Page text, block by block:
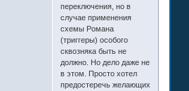
переключения, но в
случае применения
схемы Романа
(триггеры) особого
сквозняка быть не
должно. Но дело даже не
в этом. Просто хотел
предостеречь желающих